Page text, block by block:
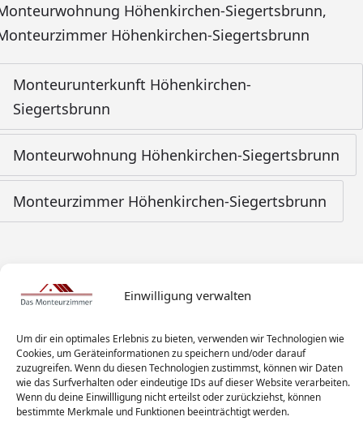
Einwilligung verwalten
Um dir ein optimales Erlebnis zu bieten, verwenden wir Technologien wie
Cookies, um Geräteinformationen zu speichern und/oder darauf
zuzugreifen. Wenn du diesen Technologien zustimmst, können wir Daten
wie das Surfverhalten oder eindeutige IDs auf dieser Website verarbeiten.
Wenn du deine Einwillligung nicht erteilst oder zurückziehst, können
bestimmte Merkmale und Funktionen beeinträchtigt werden.
Höhenkirchen-Siegertsbrunn,
Höhenkirchen-Siegertsbrunn
Monteurunterkunft Höhenkirchen-
Siegertsbrunn
Monteurwohnung Höhenkirchen-Siegertsbrunn
Monteurzimmer Höhenkirchen-Siegertsbrunn